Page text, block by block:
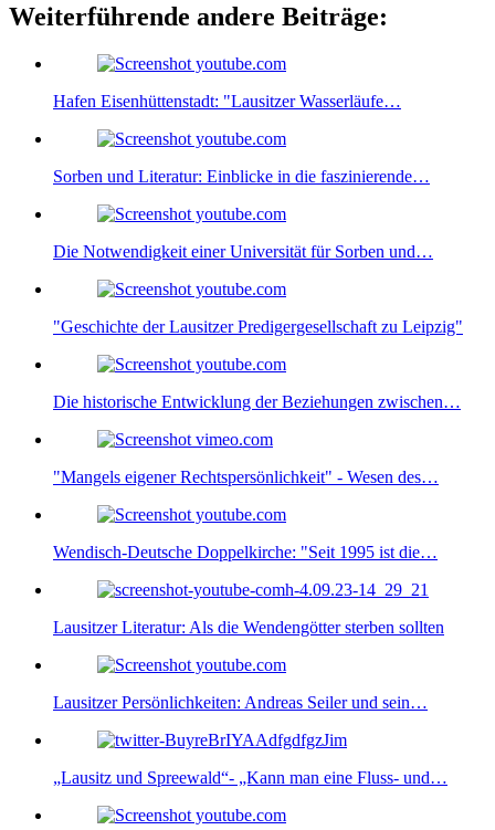
Weiterführende andere Beiträge:
Hafen Eisenhüttenstadt: "Lausitzer Wasserläufe…
Sorben und Literatur: Einblicke in die faszinierende…
Die Notwendigkeit einer Universität für Sorben und…
"Geschichte der Lausitzer Predigergesellschaft zu Leipzig"
Die historische Entwicklung der Beziehungen zwischen…
"Mangels eigener Rechtspersönlichkeit" - Wesen des…
Wendisch-Deutsche Doppelkirche: "Seit 1995 ist die…
Lausitzer Literatur: Als die Wendengötter sterben sollten
Lausitzer Persönlichkeiten: Andreas Seiler und sein…
„Lausitz und Spreewald“- „Kann man eine Fluss- und…